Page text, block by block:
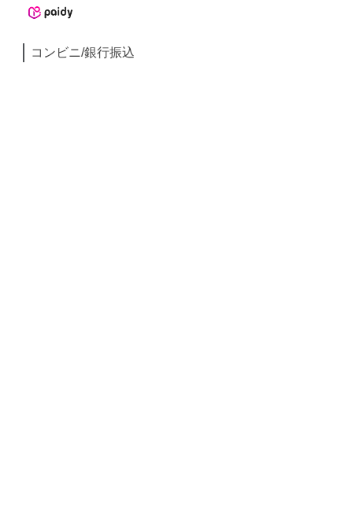
コンビニ/銀行振込